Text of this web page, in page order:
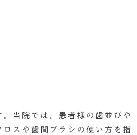
当院では、患者様の歯並びや
スや歯間ブラシの使い方を指